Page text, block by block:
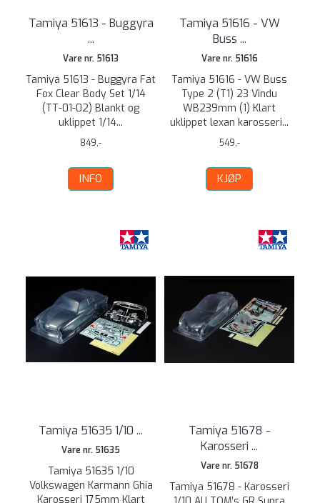
Tamiya 51613 - Buggyra
...
Vare nr. 51613
Tamiya 51613 - Buggyra Fat
Fox Clear Body Set 1/14
(TT-01-02) Blankt og
uklippet 1/14...
849,-
INFO
Tamiya 51616 - VW
Buss ...
Vare nr. 51616
Tamiya 51616 - VW Buss
Type 2 (T1) 23 Vindu
WB239mm (1) Klart
uklippet lexan karosseri...
549,-
KJØP
Tamiya 51635 1/10 ...
Vare nr. 51635
Tamiya 51635 1/10
Volkswagen Karmann Ghia
Karosseri 175mm Klart
Tamiya 51678 -
Karosseri ...
Vare nr. 51678
Tamiya 51678 - Karosseri